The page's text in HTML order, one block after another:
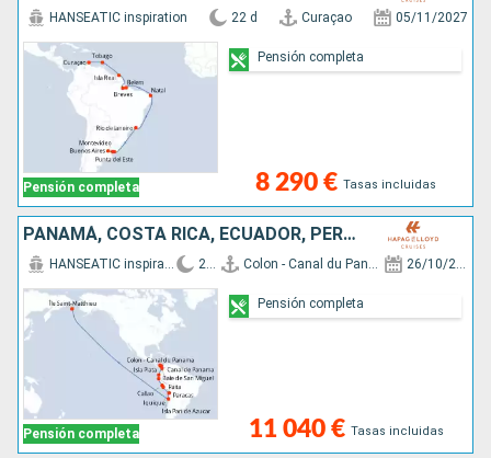
Pensión completa
HANSEATIC inspiration 22 d Curaçao 05/11/2027
8 290 € Tasas incluidas
Pensión completa
PANAMÁ, COSTA RICA, ECUADOR, PERÚ, CHILE, ISLANDIA
Pensión completa
HANSEATIC inspiration 20 d Colon - Canal du Panama 26/10/2028
11 040 € Tasas incluidas
Pensión completa